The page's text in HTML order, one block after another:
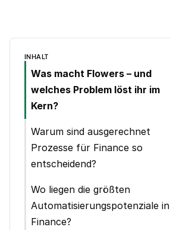
INHALT
Was macht Flowers – und
welches Problem löst ihr im
Kern?
Warum sind ausgerechnet
Prozesse für Finance so
entscheidend?
Wo liegen die größten
Automatisierungspotenziale in
Finance?